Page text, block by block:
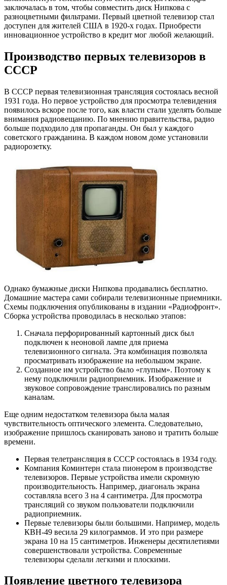
заключалась в том, чтобы совместить диск Нипкова с
разноцветными фильтрами. Первый цветной телевизор стал
доступен для жителей США в 1920-х годах. Приобрести
инновационное устройство в кредит мог любой желающий.
Производство первых телевизоров в
СССР
В СССР первая телевизионная трансляция состоялась весной
1931 года. Но первое устройство для просмотра телевидения
появилось вскоре после того, как власти стали уделять больше
внимания радиовещанию. По мнению правительства, радио
больше подходило для пропаганды. Он был у каждого
советского гражданина. В каждом новом доме установили
радиорозетку.
Однако бумажные диски Нипкова продавались бесплатно.
Домашние мастера сами собирали телевизионные приемники.
Схемы подключения опубликованы в издании «Радиофронт».
Сборка устройства проводилась в несколько этапов:
Сначала перфорированный картонный диск был
подключен к неоновой лампе для приема
телевизионного сигнала. Эта комбинация позволяла
просматривать изображение на небольшом экране.
Созданное им устройство было «глупым». Поэтому к
нему подключили радиоприемник. Изображение и
звуковое сопровождение транслировались по разным
каналам.
Еще одним недостатком телевизора была малая
чувствительность оптического элемента. Следовательно,
изображение пришлось сканировать заново и тратить больше
времени.
Первая телетрансляция в СССР состоялась в 1934 году.
Компания Коминтерн стала пионером в производстве
телевизоров. Первые устройства имели скромную
производительность. Например, диагональ экрана
составляла всего 3 на 4 сантиметра. Для просмотра
трансляций со звуком пользователи подключили
радиоприемник.
Первые телевизоры были большими. Например, модель
КВН-49 весила 29 килограммов. И это при размере
экрана 10 на 15 сантиметров. Инженеры десятилетиями
совершенствовали устройства. Современные
телевизоры сделали легкими и плоскими.
Появление цветного телевизора